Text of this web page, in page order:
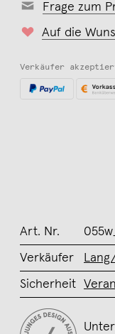
Frage zum
Auf die
Verkäufer
Art. Nr.
Verkäufer
Sicherheit